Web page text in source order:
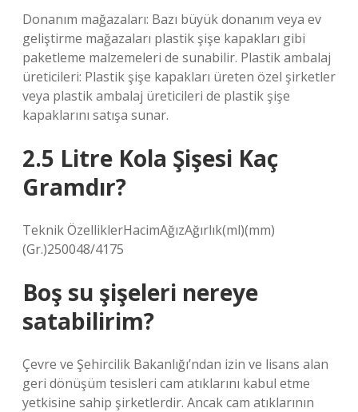
Donanım mağazaları: Bazı büyük donanım veya ev
geliştirme mağazaları plastik şişe kapakları gibi
paketleme malzemeleri de sunabilir. Plastik ambalaj
üreticileri: Plastik şişe kapakları üreten özel şirketler
veya plastik ambalaj üreticileri de plastik şişe
kapaklarını satışa sunar.
2.5 Litre Kola Şişesi Kaç
Gramdır?
Teknik ÖzelliklerHacimAğızAğırlık(ml)(mm)
(Gr.)250048/4175
Boş su şişeleri nereye
satabilirim?
Çevre ve Şehircilik Bakanlığı’ndan izin ve lisans alan
geri dönüşüm tesisleri cam atıklarını kabul etme
yetkisine sahip şirketlerdir. Ancak cam atıklarının